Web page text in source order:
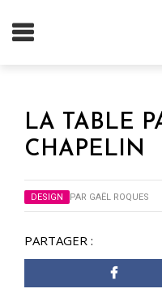
LA TABLE
CHAPELIN
DESIGN PAR GAËL ROQUES
PARTAGER :